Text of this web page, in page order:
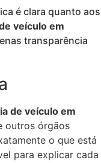
é clara quanto aos
veículo em
transparência
de veículo em
outros órgãos
o que está
para explicar cada